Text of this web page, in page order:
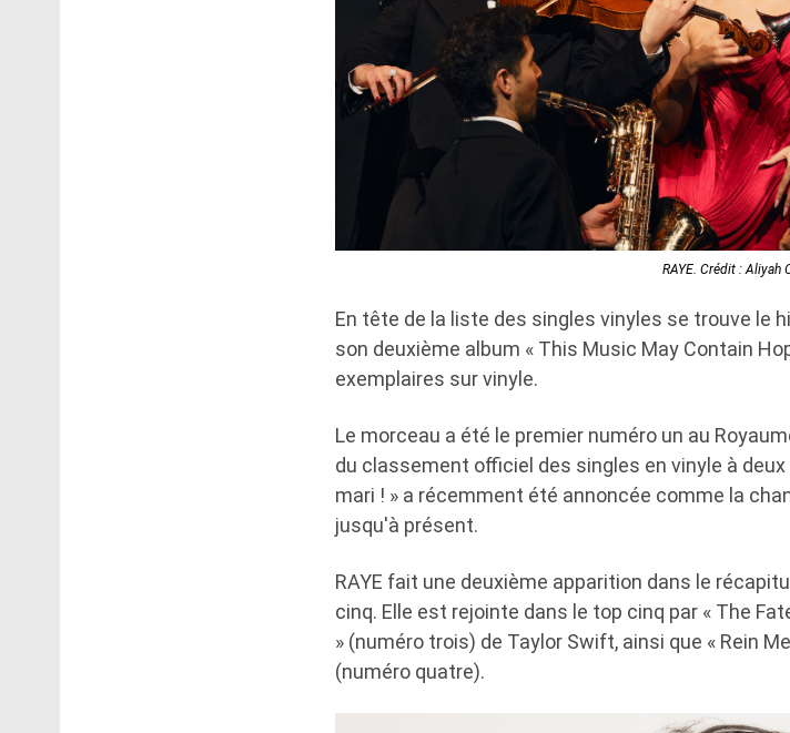
RAYE. Crédit : Aliyah
En tête de la liste des singles vinyles se trouve le
son deuxième album « This Music May Contain
exemplaires sur vinyle.
Le morceau a été le premier numéro un au
du classement officiel des singles en vinyle à
mari ! » a récemment été annoncée comme la
jusqu'à présent.
RAYE fait une deuxième apparition dans le
cinq. Elle est rejointe dans le top cinq par « The
» (numéro trois) de Taylor Swift, ainsi que « Rein
(numéro quatre).